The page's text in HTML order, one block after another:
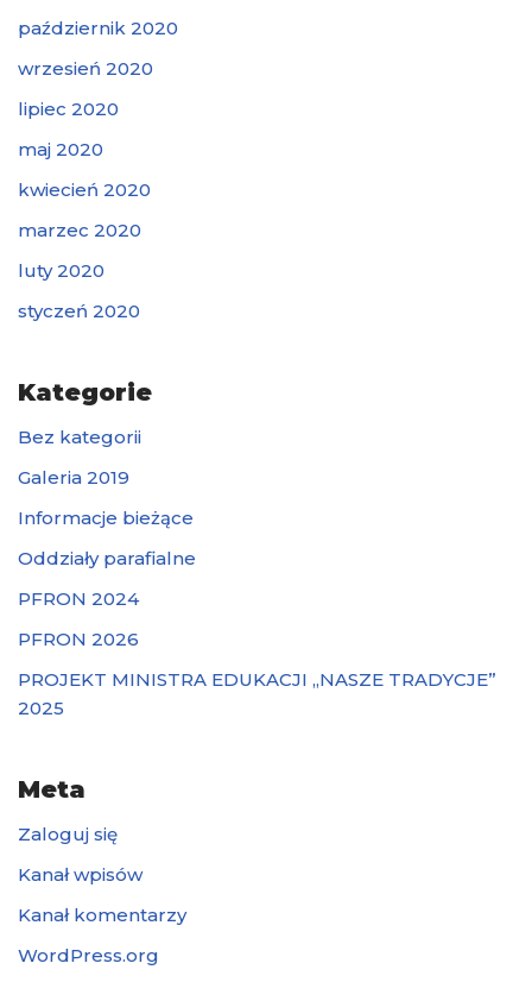
październik 2020
wrzesień 2020
lipiec 2020
maj 2020
kwiecień 2020
marzec 2020
luty 2020
styczeń 2020
Kategorie
Bez kategorii
Galeria 2019
Informacje bieżące
Oddziały parafialne
PFRON 2024
PFRON 2026
PROJEKT MINISTRA EDUKACJI „NASZE TRADYCJE”
2025
Meta
Zaloguj się
Kanał wpisów
Kanał komentarzy
WordPress.org